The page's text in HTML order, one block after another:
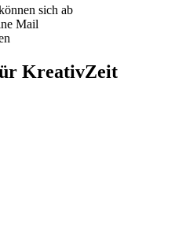
sich ab
Mail
KreativZeit